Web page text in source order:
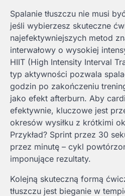
Spalanie tłuszczu nie musi
jeśli wybierzesz skuteczne
najefektywniejszych metod
interwałowy o wysokiej
HIIT (High Intensity Interval
typ aktywności pozwala
godzin po zakończeniu
jako efekt afterburn. Aby
efektywnie, kluczowe jest
okresów wysiłku z krótkimi
Przykład? Sprint przez 30
przez minutę – cykl
imponujące rezultaty.
Kolejną skuteczną formą
tłuszczu jest bieganie w